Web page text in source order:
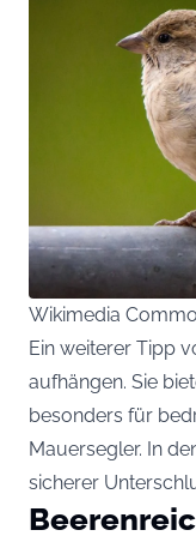
Wikimedia
Ein weiterer Tipp
aufhängen. Sie
besonders für
Mauersegler. In
sicherer